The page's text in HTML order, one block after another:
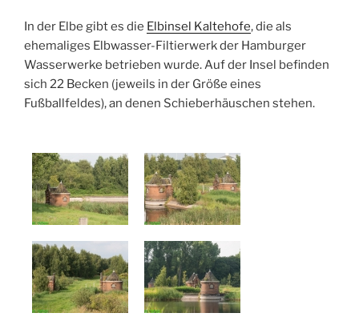
In der Elbe gibt es die Elbinsel Kaltehofe, die als
ehemaliges Elbwasser-Filtierwerk der Hamburger
Wasserwerke betrieben wurde. Auf der Insel befinden
sich 22 Becken (jeweils in der Größe eines
Fußballfeldes), an denen Schieberhäuschen stehen.